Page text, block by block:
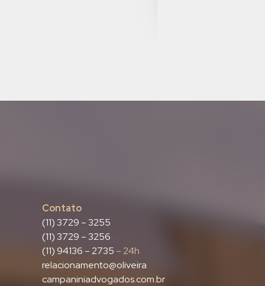
Contato
(11) 3729 – 3255
(11) 3729 – 3256
(11) 94136 – 2735 – 24h
relacionamento@oliveira
campaniniadvogados.com.br